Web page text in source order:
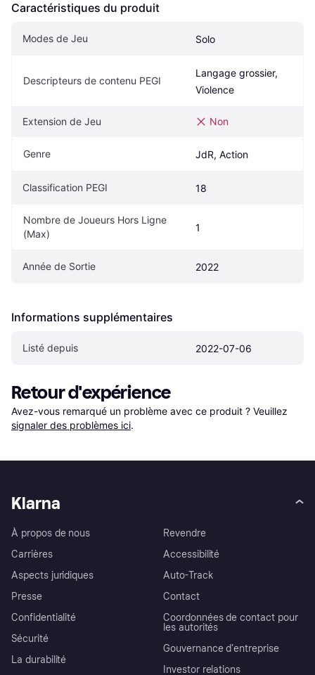
Caractéristiques du produit
Modes de Jeu Solo
Descripteurs de contenu PEGI
Langage grossier,
Violence
Extension de Jeu Non
Genre JdR, Action
Classification PEGI 18
Nombre de Joueurs Hors Ligne
(Max)
1
Année de Sortie 2022
Informations supplémentaires
Listé depuis 2022-07-06
Retour d'expérience
Avez-vous remarqué un problème avec ce produit ? Veuillez
signaler des problèmes ici.
Klarna
À propos de nous
Carrières
Aspects juridiques
Presse
Confidentialité
Sécurité
La durabilité
Revendre
Accessibilité
Auto-Track
Contact
Coordonnées de contact pour
les autorités
Gouvernance d’entreprise
Investor relations